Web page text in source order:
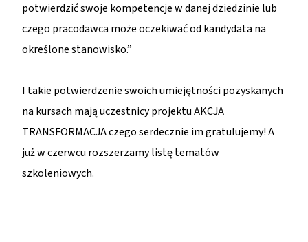
potwierdzić swoje kompetencje w danej dziedzinie lub
czego pracodawca może oczekiwać od kandydata na
określone stanowisko.”
I takie potwierdzenie swoich umiejętności pozyskanych
na kursach mają uczestnicy projektu AKCJA
TRANSFORMACJA czego serdecznie im gratulujemy! A
już w czerwcu rozszerzamy listę tematów
szkoleniowych.